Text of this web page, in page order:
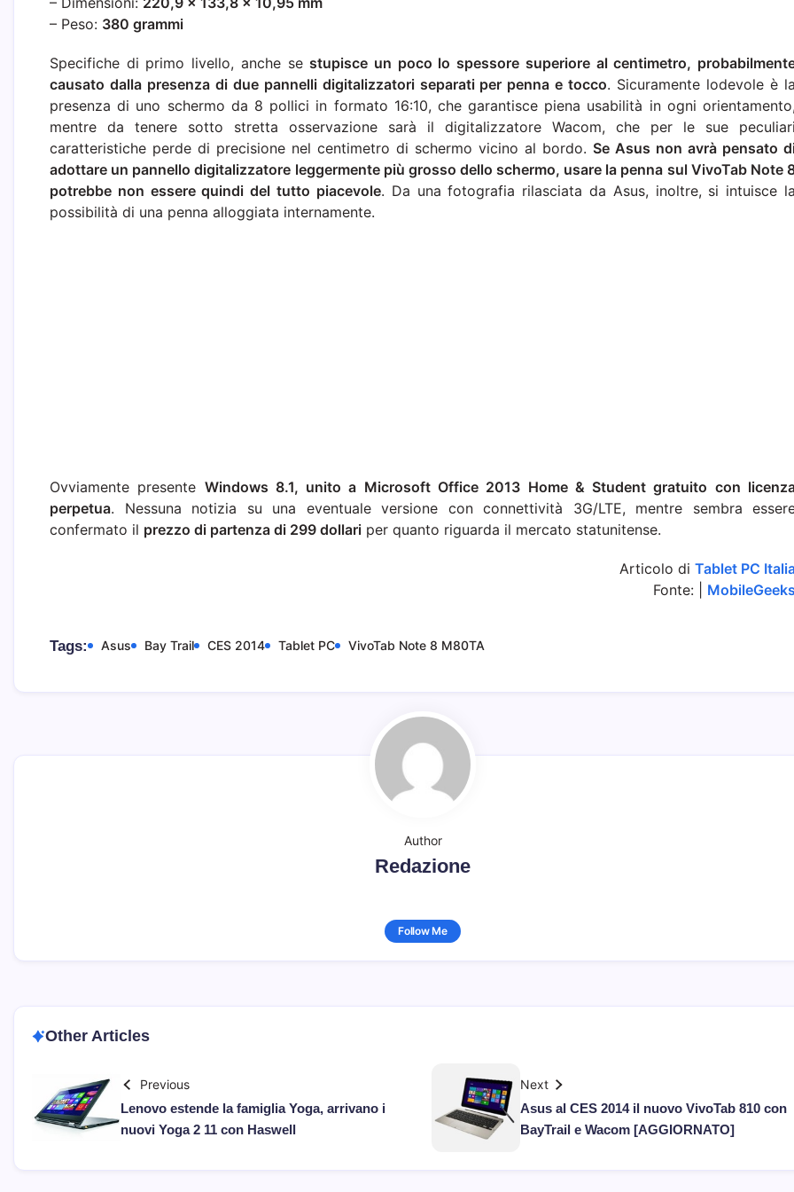
– Peso: 380 grammi
Specifiche di primo livello, anche sestupisce un poco lo spessore superiore al centimetro,
causato dalla presenza di due pannelli digitalizzatori separati per penna e tocco. Sicuramente lodevole è la
presenza di uno schermo da 8 pollici in formato 16:10, che garantisce piena usabilità in ogni orientamento,
mentre da tenere sotto stretta osservazione sarà il digitalizzatore Wacom, che per le sue peculiari
caratteristiche perde di precisione nel centimetro di schermo vicino al bordo. Se Asus non avrà pensato
adottare un pannello digitalizzatore leggermente più grosso dello schermo, usare la penna sul VivoTab Note
potrebbe non essere quindi del tutto piacevole. Da una fotografia rilasciata da Asus, inoltre, si intuisce la
possibilità di una penna alloggiata internamente.
Ovviamente presente Windows 8.1, unito a Microsoft Office 2013 Home & Student gratuito con
perpetua. Nessuna notizia su una eventuale versione con connettività 3G/LTE, mentre sembra
confermato il prezzo di partenza di 299 dollari per quanto riguarda il mercato statunitense.
Articolo di Tablet PC
Fonte: | MobileGeeks
Tags: Asus Bay Trail CES 2014 Tablet PC VivoTab Note 8 M80TA
Author
Redazione
Follow Me
Other Articles
Previous
Lenovo estende la famiglia Yoga, arrivano i
nuovi Yoga 2 11 con Haswell
Next
Asus al CES 2014 il nuovo VivoTab 810 con
BayTrail e Wacom [AGGIORNATO]